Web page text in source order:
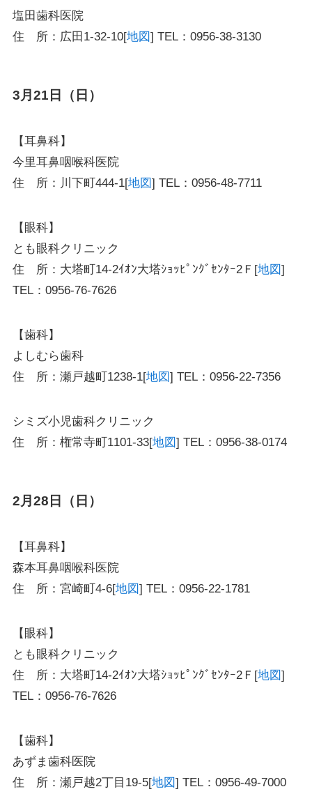
塩田歯科医院
住 所：広田1-32-10[地図] TEL：0956-38-3130
3月21日（日）
【耳鼻科】
今里耳鼻咽喉科医院
住 所：川下町444-1[地図] TEL：0956-48-7711
【眼科】
とも眼科クリニック
住 所：大塔町14-2ｲｵﾝ大塔ｼｮｯﾋﾟﾝｸﾞｾﾝﾀｰ2Ｆ[地図]
TEL：0956-76-7626
【歯科】
よしむら歯科
住 所：瀬戸越町1238-1[地図] TEL：0956-22-7356
シミズ小児歯科クリニック
住 所：権常寺町1101-33[地図] TEL：0956-38-0174
2月28日（日）
【耳鼻科】
森本耳鼻咽喉科医院
住 所：宮崎町4-6[地図] TEL：0956-22-1781
【眼科】
とも眼科クリニック
住 所：大塔町14-2ｲｵﾝ大塔ｼｮｯﾋﾟﾝｸﾞｾﾝﾀｰ2Ｆ[地図]
TEL：0956-76-7626
【歯科】
あずま歯科医院
住 所：瀬戸越2丁目19-5[地図] TEL：0956-49-7000